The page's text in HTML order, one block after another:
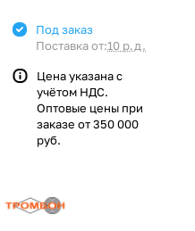
Под заказ
Поставка от:10 р.д.
Цена указана с
учётом НДС.
Оптовые цены при
заказе от 350 000
руб.